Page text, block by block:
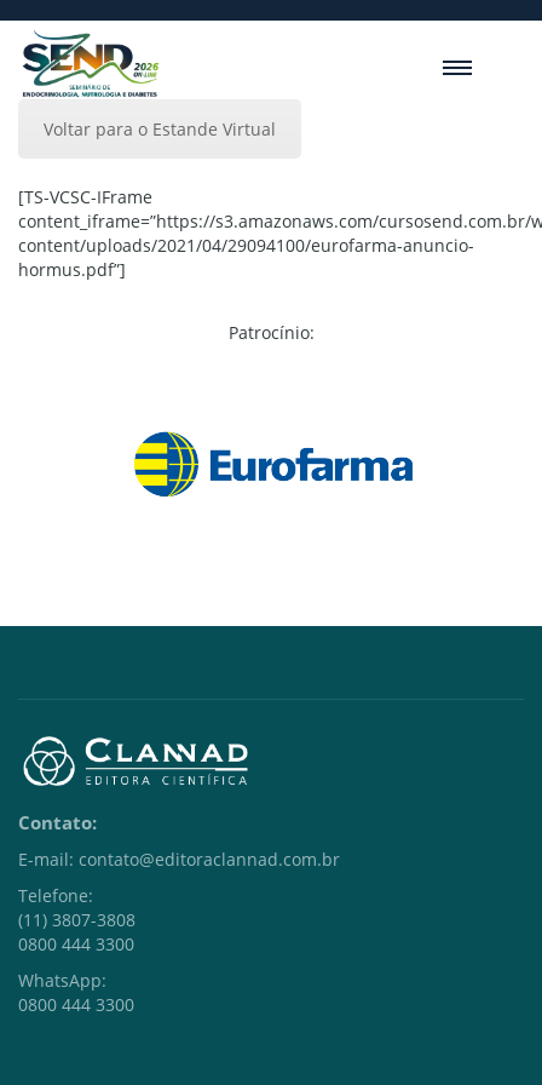
Voltar para o Estande Virtual
[TS-VCSC-IFrame
content_iframe=”https://s3.amazonaws.com/cursosend.com.br/
content/uploads/2021/04/29094100/eurofarma-anuncio-
hormus.pdf”]
Patrocínio:
Contato:
E-mail: contato@editoraclannad.com.br
Telefone:
(11) 3807-3808
0800 444 3300
WhatsApp:
0800 444 3300